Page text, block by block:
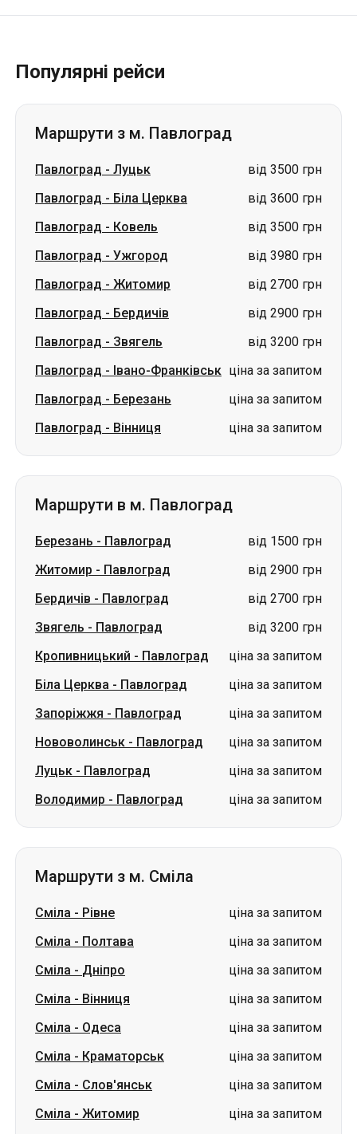
Популярні рейси
Маршрути з м. Павлоград
Павлоград - Луцьк
від 3500 грн
Павлоград - Біла Церква
від 3600 грн
Павлоград - Ковель
від 3500 грн
Павлоград - Ужгород
від 3980 грн
Павлоград - Житомир
від 2700 грн
Павлоград - Бердичів
від 2900 грн
Павлоград - Звягель
від 3200 грн
Павлоград - Івано-Франківськ ціна за запитом
Павлоград - Березань
ціна за запитом
Павлоград - Вінниця ціна за запитом
Маршрути в м. Павлоград
Березань - Павлоград
від 1500 грн
Житомир - Павлоград
від 2900 грн
Бердичів - Павлоград
від 2700 грн
Звягель - Павлоград
від 3200 грн
Кропивницький - Павлоград
ціна за запитом
Біла Церква - Павлоград
ціна за запитом
Запоріжжя - Павлоград
ціна за запитом
Нововолинськ - Павлоград
ціна за запитом
Луцьк - Павлоград
ціна за запитом
Володимир - Павлоград ціна за запитом
Маршрути з м. Сміла
Сміла - Рівне
ціна за запитом
Сміла - Полтава
ціна за запитом
Сміла - Дніпро
ціна за запитом
Сміла - Вінниця
ціна за запитом
Сміла - Одеса
ціна за запитом
Сміла - Краматорськ
ціна за запитом
Сміла - Слов'янськ
ціна за запитом
Сміла - Житомир
ціна за запитом